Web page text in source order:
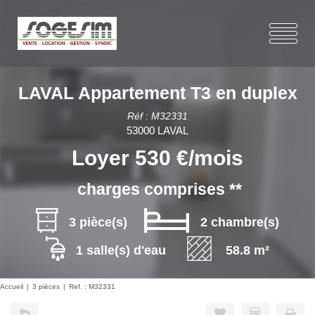
LAVAL Appartement T3 en duplex
Réf : M32331
53000 LAVAL
Loyer 530 €/mois
charges comprises **
3 pièce(s)
2 chambre(s)
1 salle(s) d'eau
58.8 m²
Accueil 3 pièces Ref. : M32331